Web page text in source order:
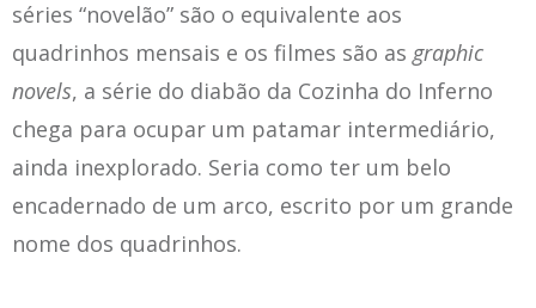
séries “novelão” são o equivalente aos
quadrinhos mensais e os filmes são as graphic
novels, a série do diabão da Cozinha do Inferno
chega para ocupar um patamar intermediário,
ainda inexplorado. Seria como ter um belo
encadernado de um arco, escrito por um grande
nome dos quadrinhos.